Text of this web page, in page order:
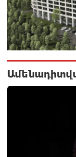
Քրեական
և
Հրդեհի
1